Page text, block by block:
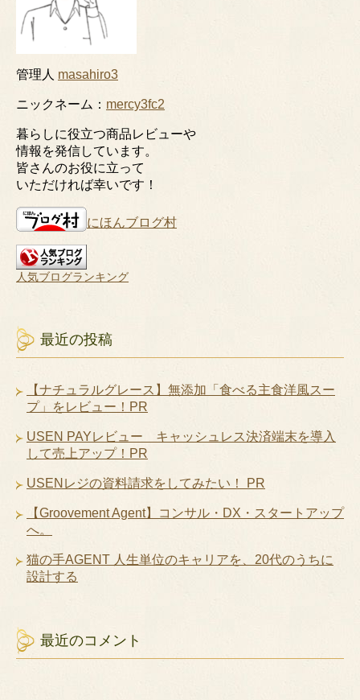
管理人 masahiro3
ニックネーム： mercy3fc2
暮らしに役立つ商品レビューや
情報を発信しています。
皆さんのお役に立って
いただければ幸いです！
にほんブログ村
人気ブログランキング
最近の投稿
【ナチュラルグレース】無添加「食べる主食洋風スー
プ」をレビュー！PR
USEN PAYレビュー キャッシュレス決済端末を導入
して売上アップ！PR
USENレジの資料請求をしてみたい！ PR
【Groovement Agent】コンサル・DX・スタートアップ
へ。
猫の手AGENT 人生単位のキャリアを、20代のうちに
設計する
最近のコメント